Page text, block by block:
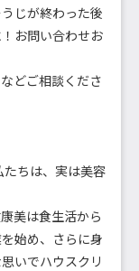
じが終わった後
お問い合わせお
どご相談くださ
たちは、実は美容
美は食生活から
始め、さらに身
いでハウスクリ